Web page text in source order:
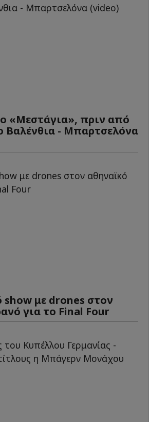
«Μεστάγια», πριν από
Βαλένθια - Μπαρτσελόνα
με drones στον
για το Final Four